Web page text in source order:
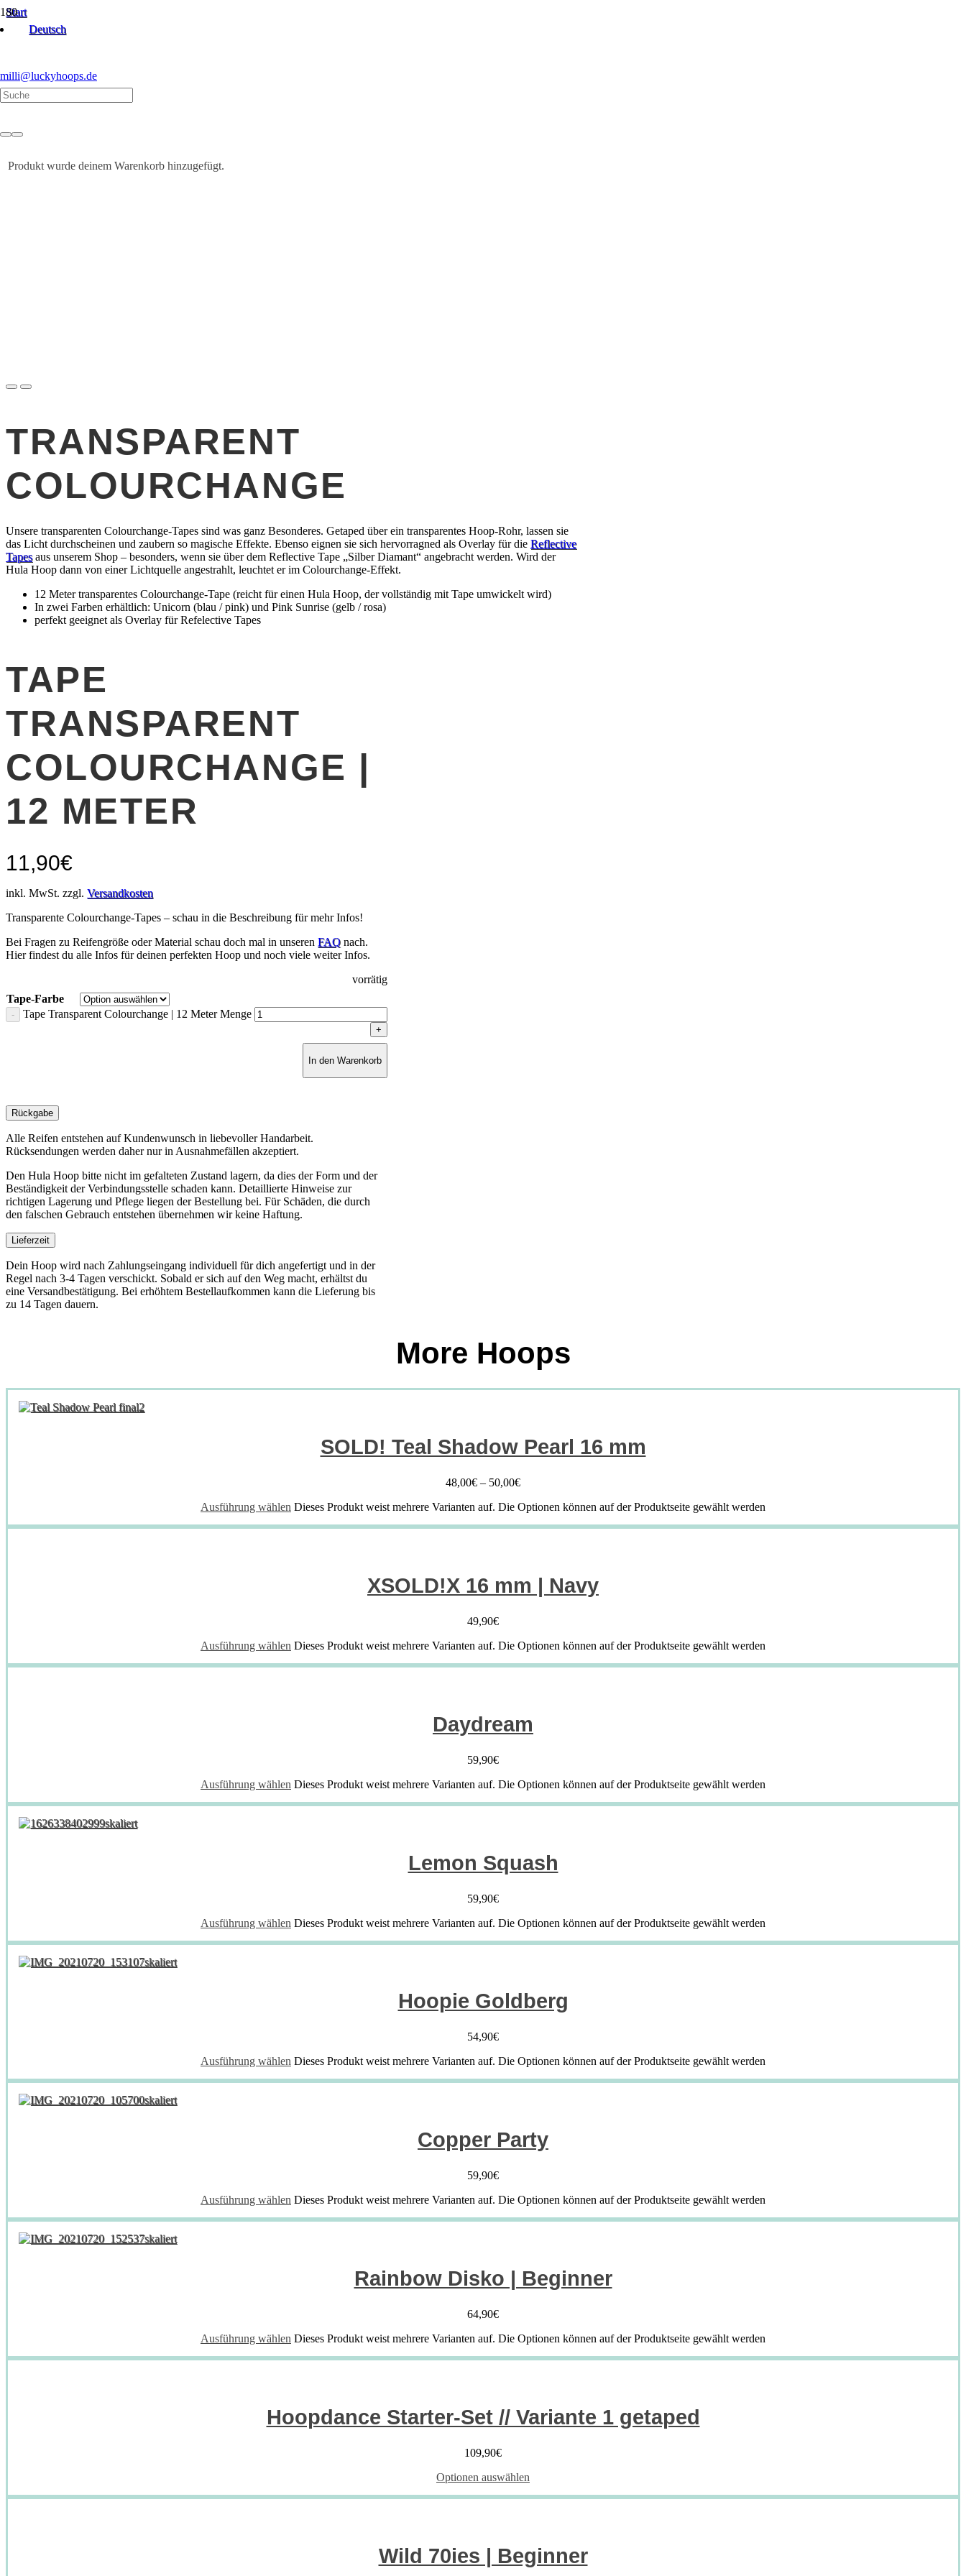
Deutsch
milli@luckyhoops.de
Produkt wurde deinem Warenkorb hinzugefügt.
Start
DIY-Material & Tapes
Tape Transparent Colourchange | 12 Meter
TRANSPARENT
COLOURCHANGE
Unsere transparenten Colourchange-Tapes sind was ganz Besonderes. Getaped über ein transparentes Hoop-Rohr, lassen sie
das Licht durchscheinen und zaubern so magische Effekte. Ebenso eignen sie sich hervorragned als Overlay für die Reflective
Tapesaus unserem Shop – besonders, wenn sie über dem Reflective Tape „Silber Diamant“ angebracht werden. Wird der
Hula Hoop dann von einer Lichtquelle angestrahlt, leuchtet er im Colourchange-Effekt.
12 Meter transparentes Colourchange-Tape (reicht für einen Hula Hoop, der vollständig mit Tape umwickelt wird)
In zwei Farben erhältlich: Unicorn (blau / pink) und Pink Sunrise (gelb / rosa)
perfekt geeignet als Overlay für Refelective Tapes
TAPE
TRANSPARENT
COLOURCHANGE |
12 METER
11,90€
inkl. MwSt. zzgl. Versandkosten
Transparente Colourchange-Tapes – schau in die Beschreibung für mehr Infos!
Bei Fragen zu Reifengröße oder Material schau doch mal in unseren FAQ nach.
Hier findest du alle Infos für deinen perfekten Hoop und noch viele weiter Infos.
vorrätig
Tape-Farbe
Tape Transparent Colourchange | 12 Meter Menge
In den Warenkorb
Rückgabe
Alle Reifen entstehen auf Kundenwunsch in liebevoller Handarbeit.
Rücksendungen werden daher nur in Ausnahmefällen akzeptiert.
Den Hula Hoop bitte nicht im gefalteten Zustand lagern, da dies der Form und der
Beständigkeit der Verbindungsstelle schaden kann. Detaillierte Hinweise zur
richtigen Lagerung und Pflege liegen der Bestellung bei. Für Schäden, die durch
den falschen Gebrauch entstehen übernehmen wir keine Haftung.
Lieferzeit
Dein Hoop wird nach Zahlungseingang individuell für dich angefertigt und in der
Regel nach 3-4 Tagen verschickt. Sobald er sich auf den Weg macht, erhältst du
eine Versandbestätigung. Bei erhöhtem Bestellaufkommen kann die Lieferung bis
zu 14 Tagen dauern.
More Hoops
SOLD! Teal Shadow Pearl 16 mm
48,00€ – 50,00€
Ausführung wählen Dieses Produkt weist mehrere Varianten auf. Die Optionen können auf der Produktseite gewählt werden
XSOLD!X 16 mm | Navy
49,90€
Ausführung wählen Dieses Produkt weist mehrere Varianten auf. Die Optionen können auf der Produktseite gewählt werden
Daydream
59,90€
Ausführung wählen Dieses Produkt weist mehrere Varianten auf. Die Optionen können auf der Produktseite gewählt werden
Lemon Squash
59,90€
Ausführung wählen Dieses Produkt weist mehrere Varianten auf. Die Optionen können auf der Produktseite gewählt werden
Hoopie Goldberg
54,90€
Ausführung wählen Dieses Produkt weist mehrere Varianten auf. Die Optionen können auf der Produktseite gewählt werden
Copper Party
59,90€
Ausführung wählen Dieses Produkt weist mehrere Varianten auf. Die Optionen können auf der Produktseite gewählt werden
Rainbow Disko | Beginner
64,90€
Ausführung wählen Dieses Produkt weist mehrere Varianten auf. Die Optionen können auf der Produktseite gewählt werden
Hoopdance Starter-Set // Variante 1 getaped
109,90€
Optionen auswählen
Wild 70ies | Beginner